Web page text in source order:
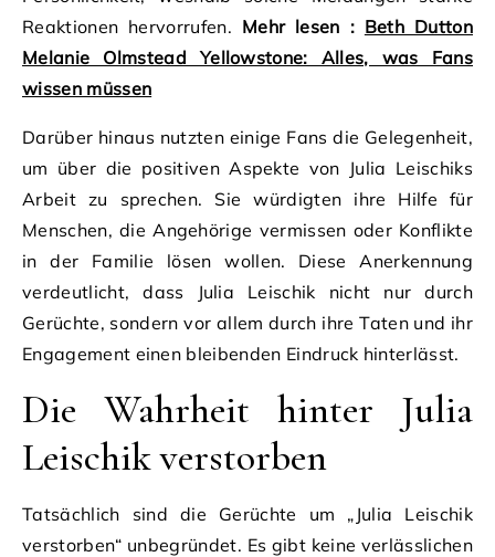
Reaktionen hervorrufen. Mehr lesen : Beth Dutton
Melanie Olmstead Yellowstone: Alles, was Fans
wissen müssen
Darüber hinaus nutzten einige Fans die Gelegenheit,
um über die positiven Aspekte von Julia Leischiks
Arbeit zu sprechen. Sie würdigten ihre Hilfe für
Menschen, die Angehörige vermissen oder Konflikte
in der Familie lösen wollen. Diese Anerkennung
verdeutlicht, dass Julia Leischik nicht nur durch
Gerüchte, sondern vor allem durch ihre Taten und ihr
Engagement einen bleibenden Eindruck hinterlässt.
Die Wahrheit hinter Julia
Leischik verstorben
Tatsächlich sind die Gerüchte um „Julia Leischik
verstorben“ unbegründet. Es gibt keine verlässlichen